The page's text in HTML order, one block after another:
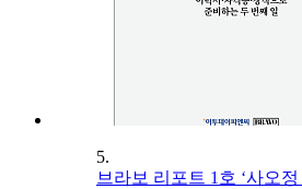
5.
브라보 리포트 1호 ‘사오